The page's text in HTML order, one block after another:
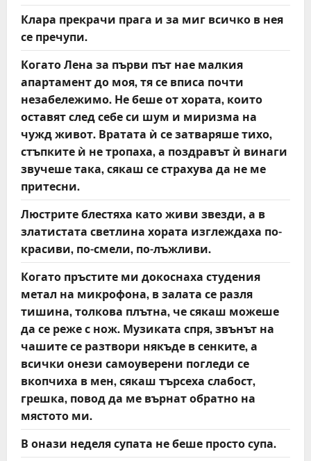
Клара прекрачи прага и за миг всичко в нея
се пречупи.
Когато Лена за първи път нае малкия
апартамент до моя, тя се вписа почти
незабележимо. Не беше от хората, които
оставят след себе си шум и миризма на
чужд живот. Вратата ѝ се затваряше тихо,
стъпките ѝ не тропаха, а поздравът ѝ винаги
звучеше така, сякаш се страхува да не ме
притесни.
Люстрите блестяха като живи звезди, а в
златистата светлина хората изглеждаха по-
красиви, по-смели, по-лъжливи.
Когато пръстите ми докоснаха студения
метал на микрофона, в залата се разля
тишина, толкова плътна, че сякаш можеше
да се реже с нож. Музиката спря, звънът на
чашите се разтвори някъде в сенките, а
всички онези самоуверени погледи се
вкопчиха в мен, сякаш търсеха слабост,
грешка, повод да ме върнат обратно на
мястото ми.
В онази неделя супата не беше просто супа.